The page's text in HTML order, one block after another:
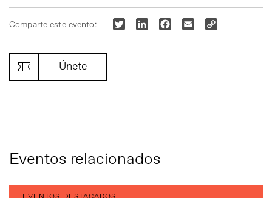
Comparte este evento: TwitterLinkedInFacebook
EmailCopy
Únete
Eventos relacionados